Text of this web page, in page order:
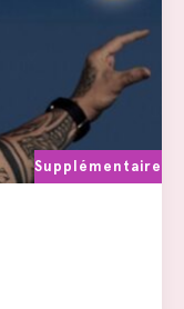
Supplémentaire